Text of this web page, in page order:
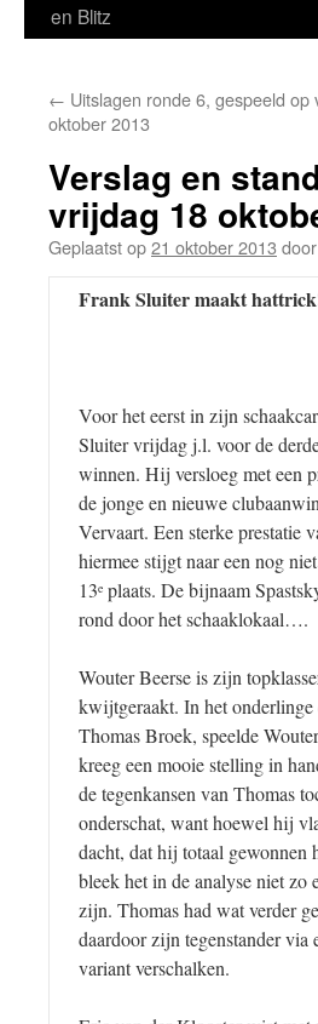
en Blitz
← Uitslagen ronde 6, gespeeld op
oktober 2013
Verslag en
vrijdag 18
Geplaatst op21 oktober 2013 door
Frank Sluiter maakt
Voor het eerst in zijn
Sluiter vrijdag j.l. voor de
winnen. Hij versloeg met een
de jonge en nieuwe
Vervaart. Een sterke prestatie
hiermee stijgt naar een nog
13e plaats. De bijnaam
rond door het schaaklokaal….
Wouter Beerse is zijn
kwijtgeraakt. In het onderlinge
Thomas Broek, speelde
kreeg een mooie stelling in
de tegenkansen van Thomas
onderschat, want hoewel hij
dacht, dat hij totaal gewonnen
bleek het in de analyse niet zo
zijn. Thomas had wat verder
daardoor zijn tegenstander via
variant verschalken.